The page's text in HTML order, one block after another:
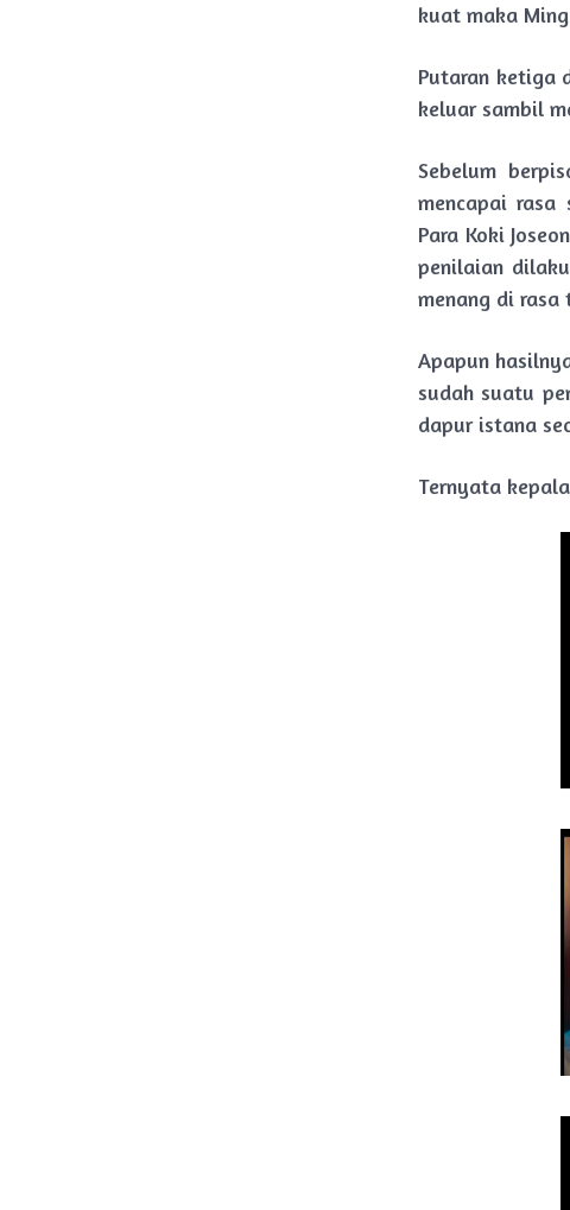
kuat maka
Putaran ketiga
keluar sambil
Sebelum
mencapai
Para Koki
penilaian
menang di
Apapun
sudah suatu
dapur istana
Ternyata